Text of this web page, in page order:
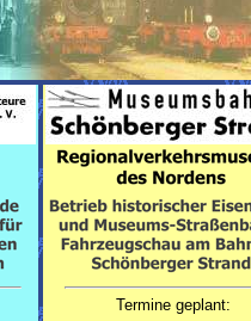
Termine geplant: